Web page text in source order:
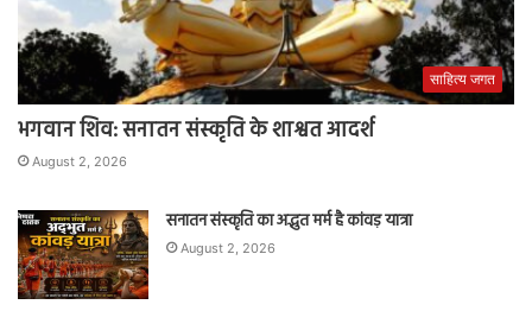
साहित्य जगत
भगवान शिव: सनातन संस्कृति के शाश्वत आदर्श
August 2, 2026
सनातन संस्कृति का अद्भुत मर्म है कांवड़ यात्रा
August 2, 2026